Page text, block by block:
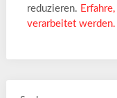
reduzieren.
verarbeitet werden.